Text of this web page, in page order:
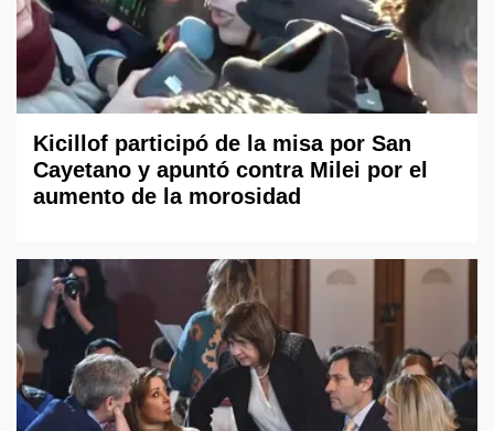
Kicillof participó de la misa por San
Cayetano y apuntó contra Milei por el
aumento de la morosidad